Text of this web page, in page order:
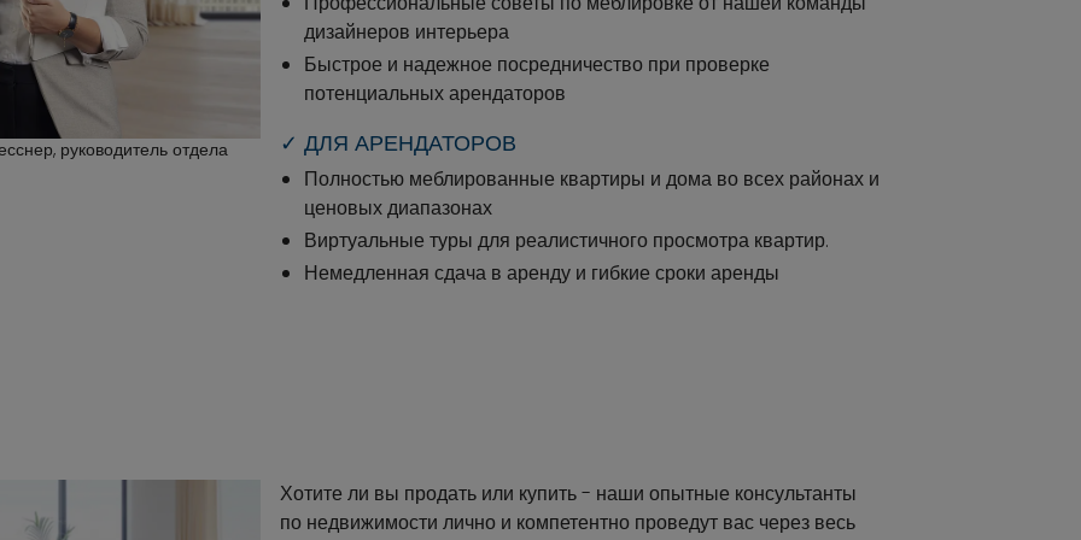
руководитель отдела
дизайнеров интерьера
Быстрое и надежное посредничество при проверке
потенциальных арендаторов
✓ ДЛЯ АРЕНДАТОРОВ
Полностью меблированные квартиры и дома во всех районах и
ценовых диапазонах
Виртуальные туры для реалистичного просмотра квартир.
Немедленная сдача в аренду и гибкие сроки аренды
Хотите ли вы продать или купить - наши опытные консультанты
по недвижимости лично и компетентно проведут вас через весь